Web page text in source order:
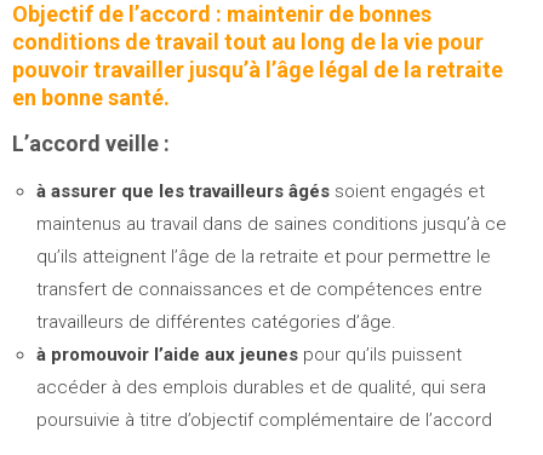
Objectif de l’accord : maintenir de bonnes
conditions de travail tout au long de la vie pour
pouvoir travailler jusqu’à l’âge légal de la retraite
en bonne santé.
L’accord veille :
à assurer que les travailleurs âgés soient engagés et
maintenus au travail dans de saines conditions jusqu’à ce
qu’ils atteignent l’âge de la retraite et pour permettre le
transfert de connaissances et de compétences entre
travailleurs de différentes catégories d’âge.
à promouvoir l’aide aux jeunes pour qu’ils puissent
accéder à des emplois durables et de qualité, qui sera
poursuivie à titre d’objectif complémentaire de l’accord